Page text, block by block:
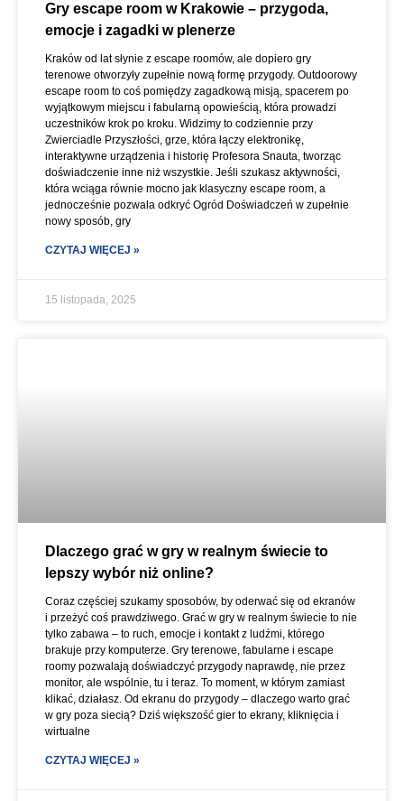
Gry escape room w Krakowie – przygoda,
emocje i zagadki w plenerze
Kraków od lat słynie z escape roomów, ale dopiero gry
terenowe otworzyły zupełnie nową formę przygody. Outdoorowy
escape room to coś pomiędzy zagadkową misją, spacerem po
wyjątkowym miejscu i fabularną opowieścią, która prowadzi
uczestników krok po kroku. Widzimy to codziennie przy
Zwierciadle Przyszłości, grze, która łączy elektronikę,
interaktywne urządzenia i historię Profesora Snauta, tworząc
doświadczenie inne niż wszystkie. Jeśli szukasz aktywności,
która wciąga równie mocno jak klasyczny escape room, a
jednocześnie pozwala odkryć Ogród Doświadczeń w zupełnie
nowy sposób, gry
CZYTAJ WIĘCEJ »
15 listopada, 2025
Dlaczego grać w gry w realnym świecie to
lepszy wybór niż online?
Coraz częściej szukamy sposobów, by oderwać się od ekranów
i przeżyć coś prawdziwego. Grać w gry w realnym świecie to nie
tylko zabawa – to ruch, emocje i kontakt z ludźmi, którego
brakuje przy komputerze. Gry terenowe, fabularne i escape
roomy pozwalają doświadczyć przygody naprawdę, nie przez
monitor, ale wspólnie, tu i teraz. To moment, w którym zamiast
klikać, działasz. Od ekranu do przygody – dlaczego warto grać
w gry poza siecią? Dziś większość gier to ekrany, kliknięcia i
wirtualne
CZYTAJ WIĘCEJ »